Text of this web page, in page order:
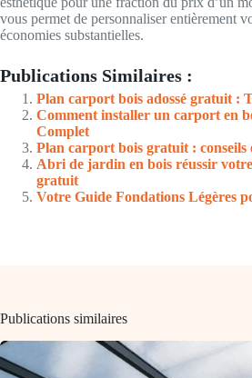
vous permet de personnaliser entièrement
économies substantielles.
Publications Similaires :
Plan carport bois adossé gratuit :
Comment installer un carport en
Complet
Plan carport bois gratuit : conseils
Abri de jardin en bois réussir
gratuit
Votre Guide Fondations Légères
Publications similaires